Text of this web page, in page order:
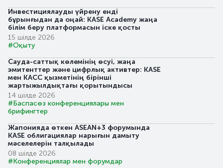
Инвестициялауды үйрену енді
бұрынғыдан да оңай: KASE Academy жаңа
білім беру платформасын іске қосты
15 шілде 2026
#Оқыту
Сауда-саттық көлемінің өсуі, жаңа
эмитенттер және цифрлық активтер: KASE
мен KACC қызметінің бірінші
жартыжылдықтағы қорытындысы
14 шілде 2026
#Баспасөз конференциялары мен
брифингтер
Жапонияда өткен ASEAN+3 форумында
KASE облигациялар нарығын дамыту
мәселелерін талқылады
08 шілде 2026
#Конференциялар мен форумдар